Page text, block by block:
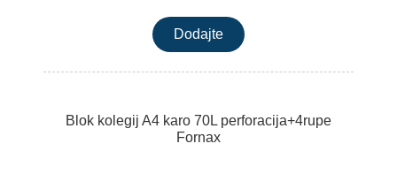
Blok kolegij A4 karo 70L perforacija+4rupe
Fornax